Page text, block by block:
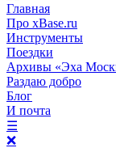
Главная
Про xBase.ru
Инструменты
Поездки
Архивы «Эха
Раздаю добро
Блог
И почта
☰
❌